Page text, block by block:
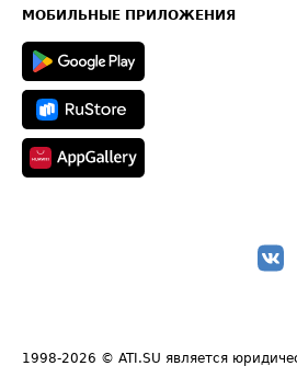
Техническая информация
МОБИЛЬНЫЕ ПРИЛОЖЕНИЯ
1998-2026 © ATI.SU является